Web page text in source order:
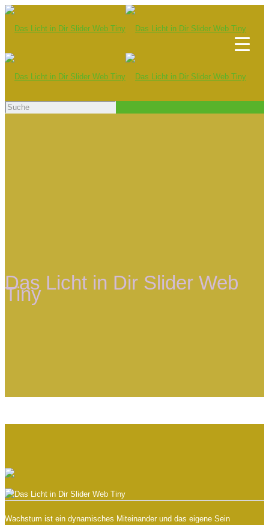
Das Licht in Dir Slider Web
Tiny
Wachstum ist ein dynamisches Miteinander und das eigene Sein